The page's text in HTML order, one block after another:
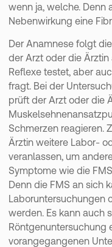
wenn ja, welche. Denn
Nebenwirkung eine
Der Anamnese folgt
der Arzt oder die
Reflexe testet, aber
fragt. Bei der
prüft der Arzt oder die
Schmerzen reagieren.
Ärztin weitere Labor-
veranlassen, um
Symptome wie die
Denn die FMS an sich
Laboruntersuchungen
werden. Es kann auch
Röntgenuntersuchung
vorangegangenen